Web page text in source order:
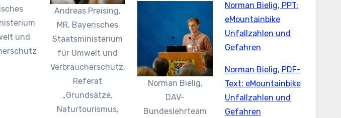
und
Andreas Preising,
MR, Bayerisches
Staatsministerium
für Umwelt und
Verbraucherschutz,
Referat
„Grundsätze,
Naturtourismus,
Norman Bielig,
DAV-
Bundeslehrteam
Norman Bielig, PPT:
eMountainbike
Unfallzahlen und
Gefahren
Norman Bielig, PDF-
Text: eMountainbike
Unfallzahlen und
Gefahren